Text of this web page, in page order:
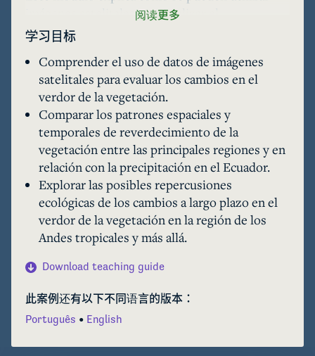
imágenes satelitales para analizar el
reverdecimiento de la vegetación y, usando el
caso de Ecuador como ejemplo, muestra cómo
está cambiando la vegetación en los Andes
tropicales en respuesta a las variaciones
climáticas.
IEn el estudio, encontramos que entre 1982 y
2010, la Amazonía ecuatoriana experimentó un
reverdecimiento durante períodos de baja
precipitación. Las zonas orientales y más
montañosas de los Andes ecuatorianos
mostraron un patrón similar, aunque en menor
medida. La región costera del Ecuador, en
cambio, mostró un reverdecimiento durante
períodos de alta precipitación. Las zonas
occidentales y de menor altitud de los Andes
presentaron una tendencia similar a la de la
costa, pero también en menor medida.
Esta investigación resalta la importancia de
realizar estudios a nivel subregional para
阅读更多
学习目标
Comprender el uso de datos de imágenes
satelitales para evaluar los cambios en el
verdor de la vegetación.
Comparar los patrones espaciales y
temporales de reverdecimiento de la
vegetación entre las principales regiones y en
relación con la precipitación en el Ecuador.
Explorar las posibles repercusiones
ecológicas de los cambios a largo plazo en el
verdor de la vegetación en la región de los
Andes tropicales y más allá.
Download teaching guide
此案例还有以下不同语言的版本：
Português
English